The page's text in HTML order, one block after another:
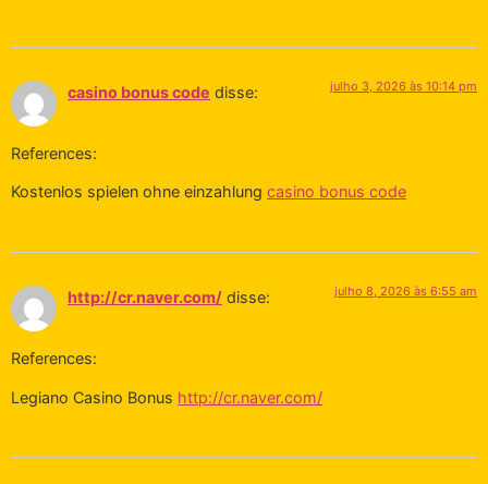
casino bonus code disse: julho 3, 2026 às 10:14 pm
References:
Kostenlos spielen ohne einzahlung casino bonus code
http://cr.naver.com/ disse: julho 8, 2026 às 6:55 am
References:
Legiano Casino Bonus http://cr.naver.com/